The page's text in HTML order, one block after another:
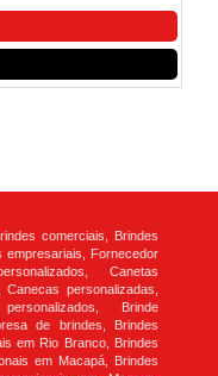
comerciais, Brindes
empresariais, Fornecedor
Canetas
personalizadas,
Brinde
de brindes, Brindes
em Rio Branco, Brindes
em Macapá, Brindes